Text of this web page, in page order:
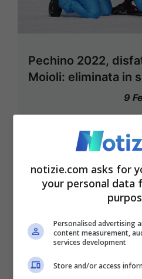
Pechino 2022,
Moioli: eliminata in
9
notizie.com asks for
your personal data
Personalised advertising
content measurement,
services development
Store and/or access